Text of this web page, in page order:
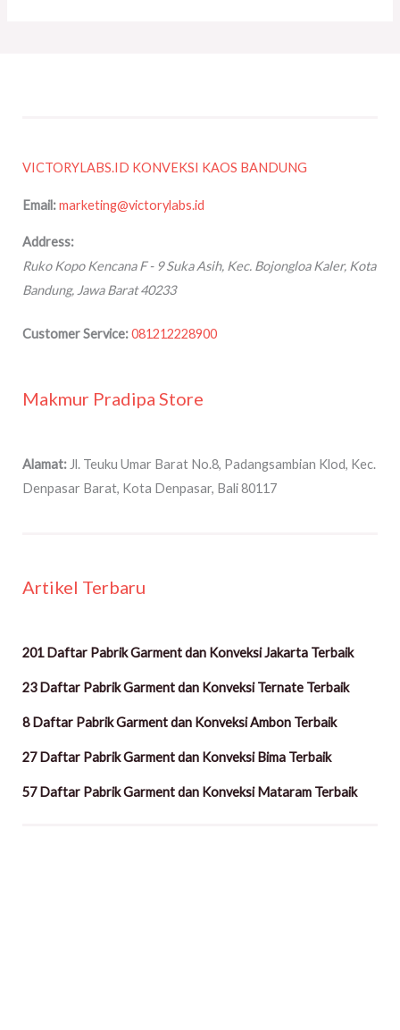
VICTORYLABS.ID KONVEKSI KAOS BANDUNG
Email:marketing@victorylabs.id
Address:
Ruko Kopo Kencana F - 9 Suka Asih, Kec. Bojongloa Kaler, Kota
Bandung,Jawa Barat 40233
Customer Service:081212228900
Makmur Pradipa Store
Alamat: Jl. Teuku Umar Barat No.8, Padangsambian Klod, Kec.
Denpasar Barat, Kota Denpasar, Bali 80117
Artikel Terbaru
201 Daftar Pabrik Garment dan Konveksi Jakarta Terbaik
23 Daftar Pabrik Garment dan Konveksi Ternate Terbaik
8 Daftar Pabrik Garment dan Konveksi Ambon Terbaik
27 Daftar Pabrik Garment dan Konveksi Bima Terbaik
57 Daftar Pabrik Garment dan Konveksi Mataram Terbaik